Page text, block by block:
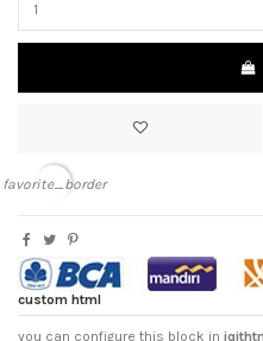
favorite_border
custom html
you can configure this block in